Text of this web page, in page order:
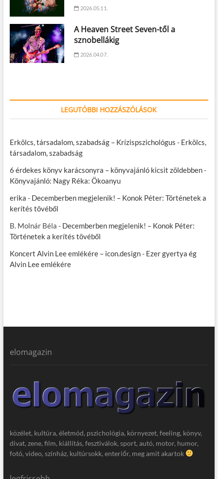
2026.05.11.
A Heaven Street Seven-től a
sznobellákig
2026.04.07.
LEGUTÓBBI HOZZÁSZÓLÁSOK
Erkölcs, társadalom, szabadság – Krízispszichológus - Erkölcs,
társadalom, szabadság
6 érdekes könyv karácsonyra – könyvajánló kicsit zöldebben-
Könyvajánló: Nagy Réka: Ökoanyu
erika - Decemberben megjelenik! – Konok Péter: Történetek a
kerítés tövéből
B. Molnár Béla - Decemberben megjelenik! – Konok Péter:
Történetek a kerítés tövéből
Koncert Alvin Lee emlékére – icon.design- Ezer gyertya ég
Alvin Lee emlékére
elomagazin
közélet, kultúra, életmód, pszichológia, környezet, feeling, könyv,
divat, zene, film, kiállítás, fesztiválok, sport, autó, motor, humor,
fotó, video, színház, kultúrsokk, enteriőr, meg amit akartok